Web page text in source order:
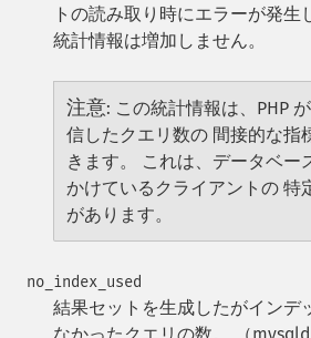
トの読み取り時にエラーが発生
統計情報は増加しません。
注意: この統計情報は、PHP
信したクエリ数の 間接的な指
きます。 これは、データベー
かけているクライアントの 特
があります。
no_index_used
結果セットを生成したがインデ